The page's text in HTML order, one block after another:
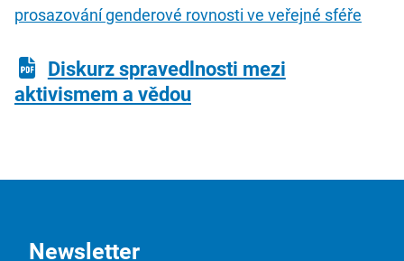
prosazování genderové rovnosti ve veřejné sféře
Diskurz spravedlnosti mezi
aktivismem a vědou
Newsletter